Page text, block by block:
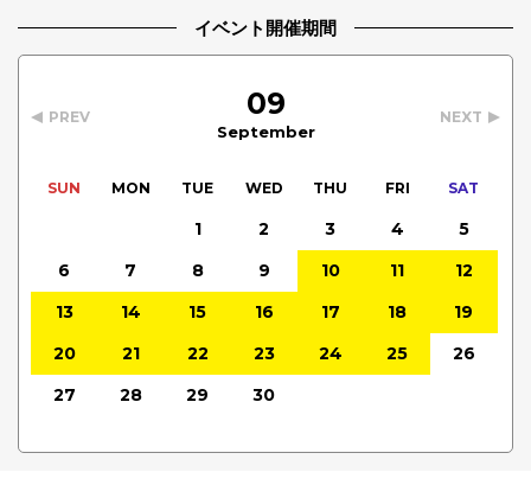
イベント開催期間
PREV 09
September
NEXT
SUN MON TUE WED THU FRI SAT
1 2 3 4
5
6
7 8 9 10 11
12
13
14 15 16 17 18
19
20
21 22 23 24 25
26
27
28 29 30